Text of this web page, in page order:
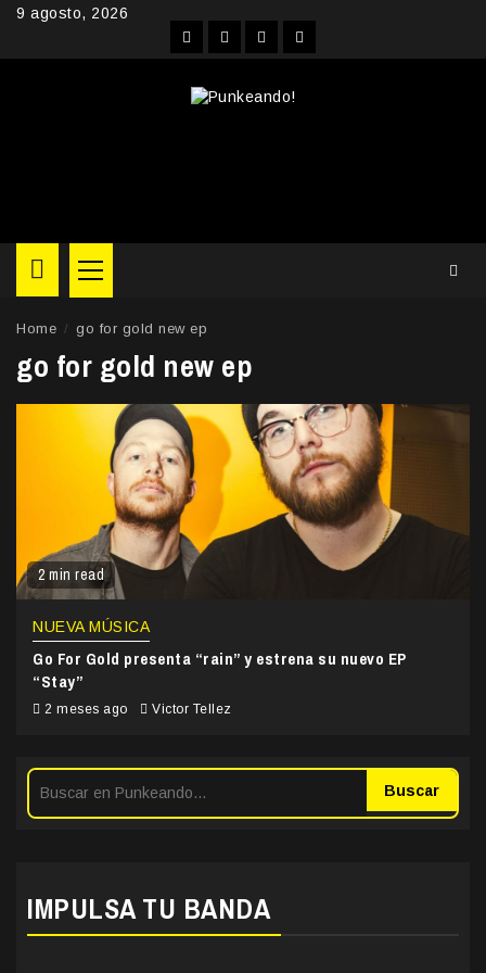
Skip9 agosto, 2026
FacebookInstagram
YouTubeTwitter
Primary
Menu
Home go for gold new ep
go for gold new ep
2 min read
NUEVA MÚSICA
Go For Gold presenta “rain” y estrena su nuevo EP
“Stay”
2 meses ago Victor Tellez
Buscar
IMPULSA TU BANDA